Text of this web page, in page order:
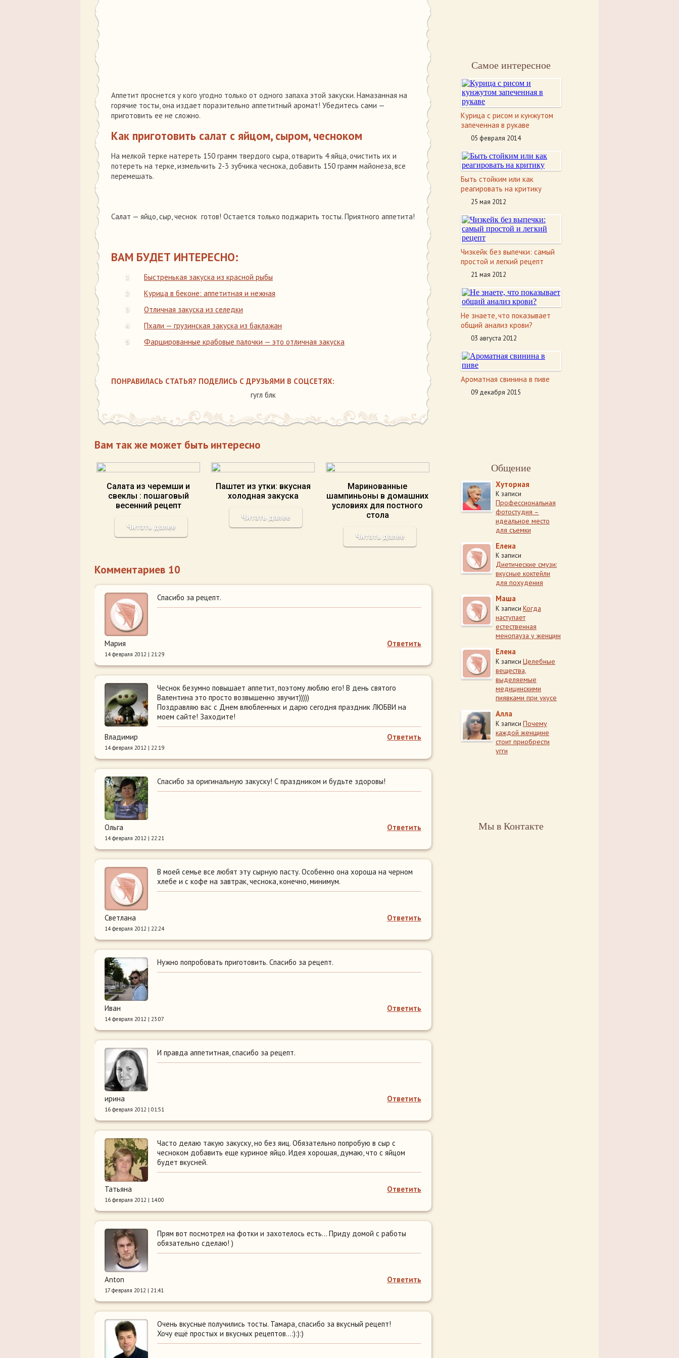
Аппетит проснется у кого угодно только от одного запаха этой закуски. Намазанная на
горячие тосты, она издает поразительно аппетитный аромат! Убедитесь сами —
приготовить ее не сложно.
Как приготовить салат с яйцом, сыром, чесноком
На мелкой терке натереть 150 грамм твердого сыра, отварить 4 яйца, очистить их и
потереть на терке, измельчить 2-3 зубчика чеснока, добавить 150 грамм майонеза, все
перемешать.
Салат — яйцо, сыр, чеснок готов! Остается только поджарить тосты. Приятного аппетита!
ВАМ БУДЕТ ИНТЕРЕСНО:
Быстренькая закуска из красной рыбы
Курица в беконе: аппетитная и нежная
Отличная закуска из селедки
Пхали — грузинская закуска из баклажан
Фаршированные крабовые палочки — это отличная закуска
ПОНРАВИЛАСЬ СТАТЬЯ? ПОДЕЛИСЬ С ДРУЗЬЯМИ В СОЦСЕТЯХ:
гугл блк
Вам так же может быть интересно
Салата из черемши и
свеклы : пошаговый
весенний рецепт
Читать далее
Паштет из утки: вкусная
холодная закуска
Читать далее
Маринованные
шампиньоны в домашних
условиях для постного
стола
Читать далее
Комментариев 10
Спасибо за рецепт.
Ответить
Мария
14 февраля 2012 | 21:29
Чеснок безумно повышает аппетит, поэтому люблю его! В день святого
Валентина это просто возвышенно звучит)))))
Поздравляю вас с Днем влюбленных и дарю сегодня праздник ЛЮБВИ на
моем сайте! Заходите!
Ответить
Владимир
14 февраля 2012 | 22:19
Спасибо за оригинальную закуску! С праздником и будьте здоровы!
Ответить
Ольга
14 февраля 2012 | 22:21
В моей семье все любят эту сырную пасту. Особенно она хороша на черном
хлебе и с кофе на завтрак, чеснока, конечно, минимум.
Ответить
Светлана
14 февраля 2012 | 22:24
Нужно попробовать приготовить. Спасибо за рецепт.
Ответить
Иван
14 февраля 2012 | 23:07
И правда аппетитная, спасибо за рецепт.
Ответить
ирина
16 февраля 2012 | 01:51
Часто делаю такую закуску, но без яиц. Обязательно попробую в сыр с
чесноком добавить еще куриное яйцо. Идея хорошая, думаю, что с яйцом
будет вкусней.
Ответить
Татьяна
16 февраля 2012 | 14:00
Прям вот посмотрел на фотки и захотелось есть… Приду домой с работы
обязательно сделаю! )
Ответить
Anton
17 февраля 2012 | 21:41
Очень вкусные получились тосты. Тамара, спасибо за вкусный рецепт!
Хочу ещё простых и вкусных рецептов…:):):)
Самое интересное
Курица с рисом и кунжутом
запеченная в рукаве
05 февраля 2014
Быть стойким или как
реагировать на критику
25 мая 2012
Чизкейк без выпечки: самый
простой и легкий рецепт
21 мая 2012
Не знаете, что показывает
общий анализ крови?
03 августа 2012
Ароматная свинина в пиве
09 декабря 2015
Общение
Хуторная
К записи
Профессиональная
фотостудия –
идеальное место
для съемки
Елена
К записи
Диетические смузи:
вкусные коктейли
для похудения
Маша
К записи Когда
наступает
естественная
менопауза у женщин
Елена
К записи Целебные
вещества,
выделяемые
медицинскими
пиявками при укусе
Алла
К записи Почему
каждой женщине
стоит приобрести
угги
Мы в Контакте